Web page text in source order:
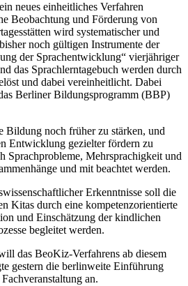
neues einheitliches Verfahren
Beobachtung und Förderung von
wird systematischer und
noch gültigen Instrumente der
der Sprachentwicklung“ vierjähriger
das Sprachlerntagebuch werden durch
und dabei vereinheitlicht. Dabei
Berliner Bildungsprogramm (BBP)
Bildung noch früher zu stärken, und
Entwicklung gezielter fördern zu
Sprachprobleme, Mehrsprachigkeit und
und mit beachtet werden.
Erkenntnisse soll die
Kitas durch eine kompetenzorientierte
und Einschätzung der kindlichen
begleitet werden.
das BeoKiz-Verfahrens ab diesem
gestern die berlinweite Einführung
an.